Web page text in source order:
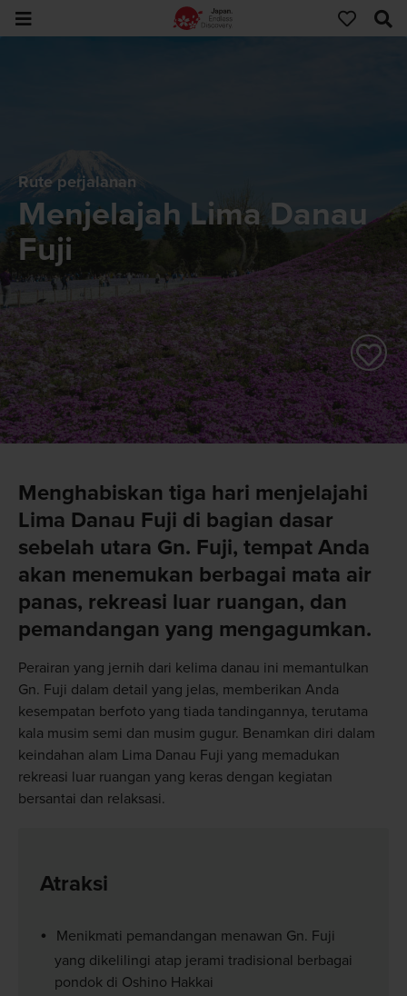
Rute perjalanan
Menjelajah Lima Danau
Fuji
Menghabiskan tiga hari menjelajahi
Lima Danau Fuji di bagian dasar
sebelah utara Gn. Fuji, tempat Anda
akan menemukan berbagai mata air
panas, rekreasi luar ruangan, dan
pemandangan yang mengagumkan.
Perairan yang jernih dari kelima danau ini memantulkan
Gn. Fuji dalam detail yang jelas, memberikan Anda
kesempatan berfoto yang tiada tandingannya, terutama
kala musim semi dan musim gugur. Benamkan diri dalam
keindahan alam Lima Danau Fuji yang memadukan
rekreasi luar ruangan yang keras dengan kegiatan
bersantai dan relaksasi.
Atraksi
Menikmati pemandangan menawan Gn. Fuji
yang dikelilingi atap jerami tradisional berbagai
pondok di Oshino Hakkai